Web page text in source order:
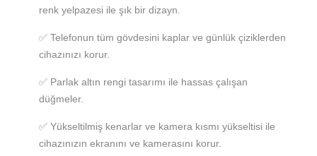
renk yelpazesi ile şık bir dizayn.
✅ Telefonun tüm gövdesini kaplar ve günlük çiziklerden
cihazınızı korur.
✅ Parlak altın rengi tasarımı ile hassas çalışan
düğmeler.
✅ Yükseltilmiş kenarlar ve kamera kısmı yükseltisi ile
cihazınızın ekranını ve kamerasını korur.